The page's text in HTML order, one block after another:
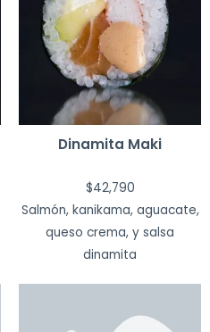
Dinamita Maki
$42,790
Salmón, kanikama, aguacate,
queso crema, y salsa
dinamita